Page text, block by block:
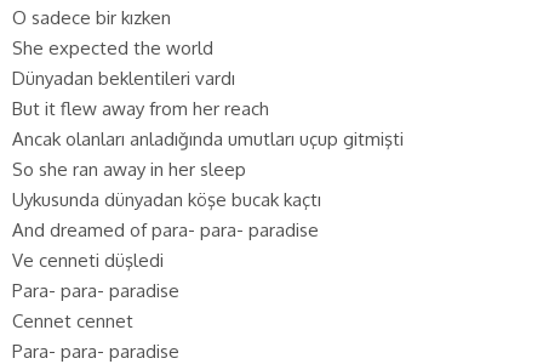
O sadece bir kızken
She expected the world
Dünyadan beklentileri vardı
But it flew away from her reach
Ancak olanları anladığında umutları uçup gitmişti
So she ran away in her sleep
Uykusunda dünyadan köşe bucak kaçtı
And dreamed of para- para- paradise
Ve cenneti düşledi
Para- para- paradise
Cennet cennet
Para- para- paradise